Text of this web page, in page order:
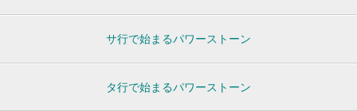
サ行で始まるパワーストーン
タ行で始まるパワーストーン